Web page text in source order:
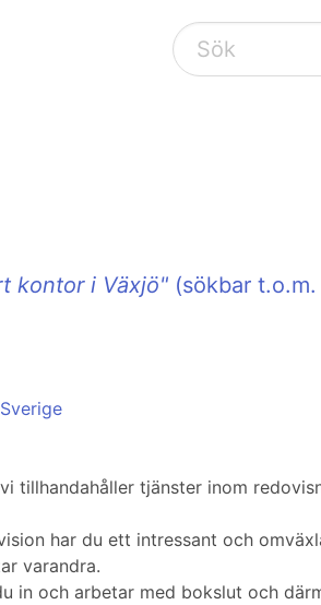
kontor i Växjö" (sökbar
tillhandahåller tjänster inom
har du ett intressant och
varandra.
in och arbetar med bokslut och